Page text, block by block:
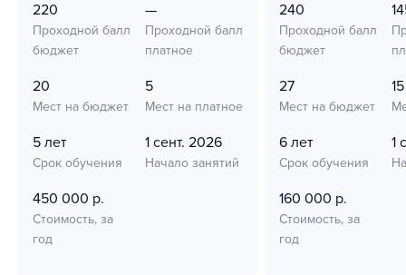
220
Проходной балл
бюджет
—
Проходной балл
платное
20
Мест на бюджет
5
Мест на платное
5 лет
Срок обучения
1 сент. 2026
Начало занятий
450 000 р.
Стоимость, за
год
240
Проходной балл
бюджет
27
Мест на бюджет
15
6 лет
Срок обучения
1
160 000 р.
Стоимость, за
год